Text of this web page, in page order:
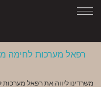
רפאל מערכות לחימה